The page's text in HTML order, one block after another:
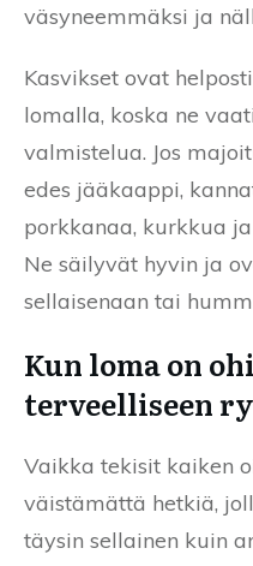
väsyneemmäksi ja
Kasvikset ovat
lomalla, koska ne
valmistelua. Jos
edes jääkaappi,
porkkanaa, kurkkua
Ne säilyvät hyvin ja
sellaisenaan tai
Kun loma on
terveelliseen
Vaikka tekisit kaiken
väistämättä hetkiä,
täysin sellainen kuin